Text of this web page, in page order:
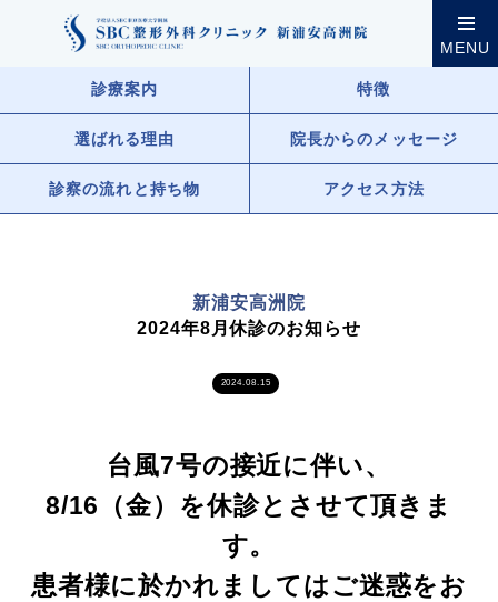
MENU
クリニック案内 新浦安高洲院からの
診療案内 特徴
選ばれる理由 院長からのメッセージ
診察の流れと持ち物 アクセス方法
新浦安高洲院
2024年8月休診のお知らせ
2024.08.15
台風7号の接近に伴い、
8/16（金）を休診とさせて頂きま
す。
患者様に於かれましてはご迷惑をお